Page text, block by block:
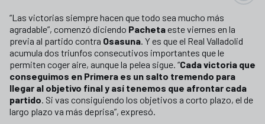
“Las victorias siempre hacen que todo sea mucho más
agradable”, comenzó diciendo Pachetaeste viernes en la
previa al partido contra Osasuna. Y es que el Real Valladolid
acumula dos triunfos consecutivos importantes que le
permiten coger aire, aunque la pelea sigue. “Cada victoria que
conseguimos en Primera es un salto tremendo para
llegar al objetivo final y así tenemos que afrontar cada
partido. Si vas consiguiendo los objetivos a corto plazo, el de
largo plazo va más deprisa”, expresó.